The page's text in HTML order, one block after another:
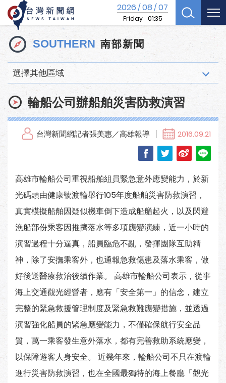
2026/08/07
Friday 01:35
SOUTHERN 南部新聞
選擇其他區域
輪船公司辦船舶災害防救演習
台灣新聞網記者張美惠／高雄報導 2016.09.21
高雄市輪船公司重視船舶組員緊急意外應變能力，於新
光碼頭由健康號渡輪舉行105年度船舶災害防救演習，
真實模擬船舶因疑似機車倒下造成船艏起火，以及閃避
漁船部份乘客因推擠落水等多項應變演練，近一小時的
演習過程十分逼真，船員臨危不亂，發揮團隊互助精
神，除了安撫乘客外，也通報急救傷患及落水乘客，做
好後送醫療救治後續作業。 高雄市輪船公司表示，從事
海上交通觀光經營者，應有「安全第一」的信念，建立
完整的緊急救援管理制度及緊急救難應變措施，並透過
演習強化船員的緊急應變能力，不僅確保航行安全品
質，萬一乘客發生意外落水，都有完善救助系統應變，
以保障遊客人身安全。 近幾年來，輪船公司不只在渡輪
進行災害防救演習，也在全國最獨特的海上餐廳「觀光